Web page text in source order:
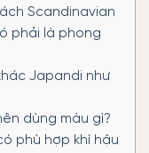
Scandinavian
phải là phong
Japandi như
dùng màu gì?
phù hợp khí hậu